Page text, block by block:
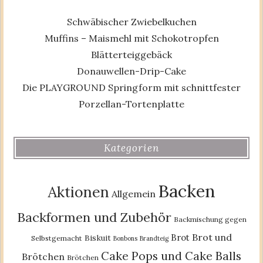
Schwäbischer Zwiebelkuchen
Muffins – Maismehl mit Schokotropfen
Blätterteiggebäck
Donauwellen-Drip-Cake
Die PLAYGROUND Springform mit schnittfester
Porzellan-Tortenplatte
Kategorien
Aktionen Allgemein Backen
Backformen und Zubehör Backmischung gegen
Selbstgemacht Biskuit Bonbons Brandteig Brot Brot und
Brötchen Brötchen Cake Pops und Cake Balls